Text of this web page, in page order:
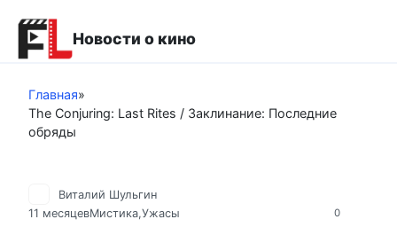
контенту
Новости о кино
Главная»
The Conjuring: Last Rites / Заклинание: Последние
обряды
0
Виталий Шульгин
11 месяцевМистика,Ужасы